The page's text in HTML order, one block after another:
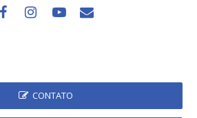
CONTATO